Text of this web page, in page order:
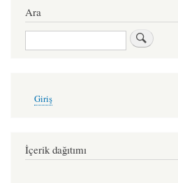
Ara
Ara
account
Giriş
İçerik dağıtımı